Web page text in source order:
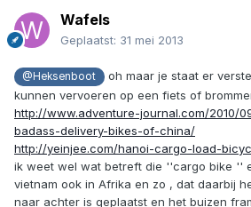
Wafels
Geplaatst: 31 mei 2013
@Heksenboot
oh maar je staat er
kunnen vervoeren op een fiets of
http://www.adventure-journal.com/2010/
badass-delivery-bikes-of-china/
http://yeinjee.com/hanoi-cargo-load-
ik weet wel wat betreft die ''cargo bike ''
vietnam ook in Afrika en zo , dat daarbij
naar achter is geplaatst en het buizen